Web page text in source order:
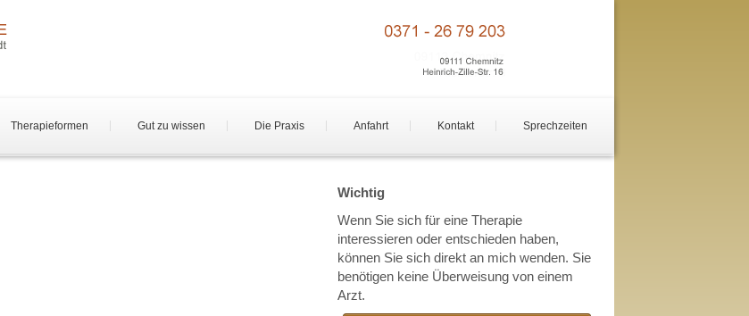
Therapieformen Gut zu wissen Die Praxis Anfahrt Kontakt Sprechzeiten
Wichtig
Wenn Sie sich für eine Therapie
interessieren oder entschieden haben,
können Sie sich direkt an mich wenden. Sie
benötigen keine Überweisung von einem
Arzt.